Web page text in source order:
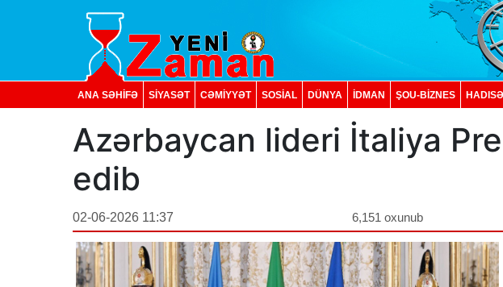
ANA SƏHİFƏ SİYASƏT CƏMİYYƏT SOSIAL DÜNYA İDMAN ŞOU-BİZNES HADISƏ
Azərbaycan lideri İtaliya
edib
02-06-2026 11:37 6,151 oxunub